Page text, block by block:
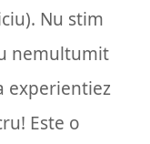
Nu stim
nemultumit
experientiez
Este o